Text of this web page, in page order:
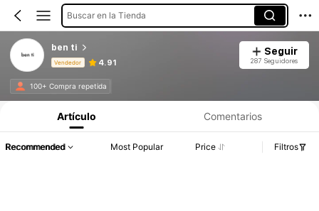
Buscar en la Tienda
ben ti
Vendedor 4.91
Seguir
287 Seguidores
100+ Compra repetida
Artículo Comentarios
Recommended Most Popular Price Filtros